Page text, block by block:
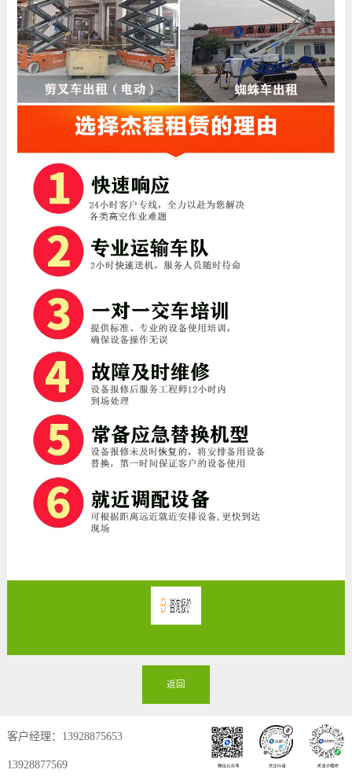
返回
客户经理：13928875653
13928877569